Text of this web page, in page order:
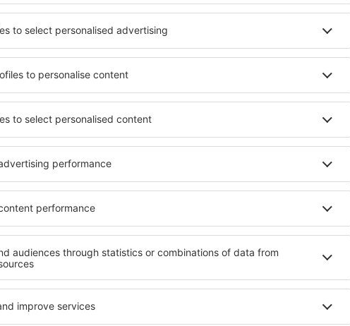
St. Stephen, astfel
nevoilor sale.
ȋnalte sau preferați
nostru puteți
orice buget! Selectați
metodele de plată
sunt situate atât
și puțin mai departe
o vacanță lungă
când doriţi să vizitaţi şi
vi se potriveşte și
sau călătorie de
St. Stephen – cele
O varietate de servicii și o locație
elementele cheie ale unui hotel All-
bune hoteluri din St. Stephen
pentru servicii și o gamă largă de
cazare cu standarde ridicate oferă
apropiere de principalele distracţii
folosi parcarea gratuită și pot
care să corespundă perfect
cu standarde ȋnalte să ofere un
precum spa și fitness, și activități
cazare în St. Stephen este o
familii și persoane aflate în
companii care doresc să